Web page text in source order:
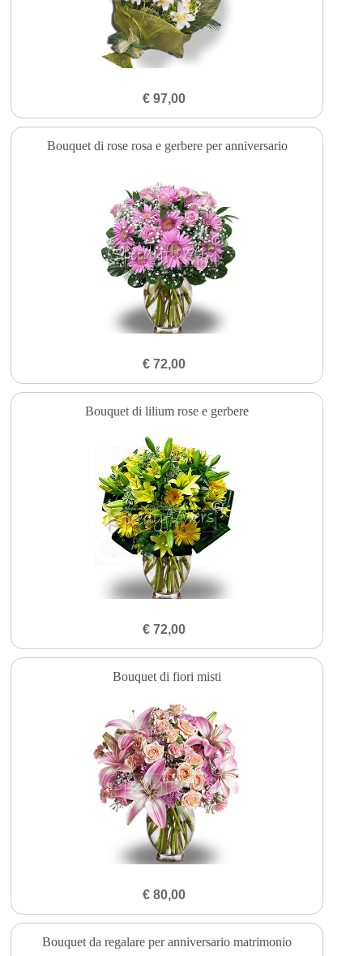
€ 97,00
Bouquet di rose rosa e gerbere per anniversario
€ 72,00
Bouquet di lilium rose e gerbere
€ 72,00
Bouquet di fiori misti
€ 80,00
Bouquet da regalare per anniversario matrimonio